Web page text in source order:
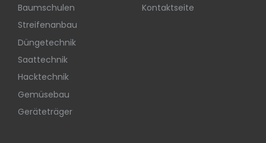
Baumschulen
Streifenanbau
Düngetechnik
Saattechnik
Hacktechnik
Gemüsebau
Geräteträger
Kontaktseite